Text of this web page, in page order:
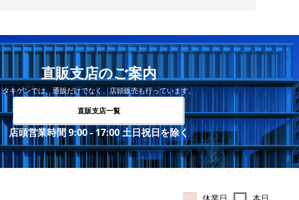
直販支店のご案内
タキゲンでは、通販だけでなく、店頭販売も行っています。
直販支店一覧
店頭営業時間 9:00 - 17:00 土日祝日を除く
休業日 本日